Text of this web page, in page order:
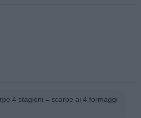
4 stagioni = scarpe ai 4 formaggi